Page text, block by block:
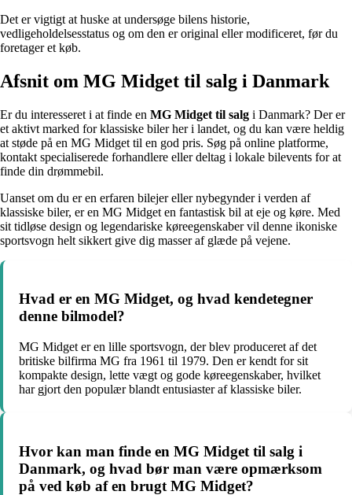
Det er vigtigt at huske at undersøge bilens historie,
vedligeholdelsesstatus og om den er original eller modificeret, før du
foretager et køb.
Afsnit om MG Midget til salg i Danmark
Er du interesseret i at finde en MG Midget til salg i Danmark? Der er
et aktivt marked for klassiske biler her i landet, og du kan være heldig
at støde på en MG Midget til en god pris. Søg på online platforme,
kontakt specialiserede forhandlere eller deltag i lokale bilevents for at
finde din drømmebil.
Uanset om du er en erfaren bilejer eller nybegynder i verden af
klassiske biler, er en MG Midget en fantastisk bil at eje og køre. Med
sit tidløse design og legendariske køreegenskaber vil denne ikoniske
sportsvogn helt sikkert give dig masser af glæde på vejene.
Hvad er en MG Midget, og hvad kendetegner
denne bilmodel?
MG Midget er en lille sportsvogn, der blev produceret af det
britiske bilfirma MG fra 1961 til 1979. Den er kendt for sit
kompakte design, lette vægt og gode køreegenskaber, hvilket
har gjort den populær blandt entusiaster af klassiske biler.
Hvor kan man finde en MG Midget til salg i
Danmark, og hvad bør man være opmærksom
på ved køb af en brugt MG Midget?